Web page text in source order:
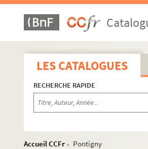
LES CATALOGUES
RECHERCHE RAPIDE
Accueil CCFr >
Pontigny